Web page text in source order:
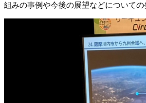
組みの事例や今後の展望などについての